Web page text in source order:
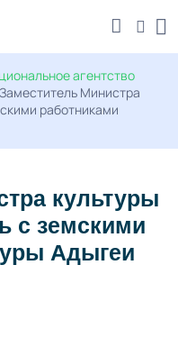
агентство
Министра
работниками
культуры
с земскими
Адыгеи